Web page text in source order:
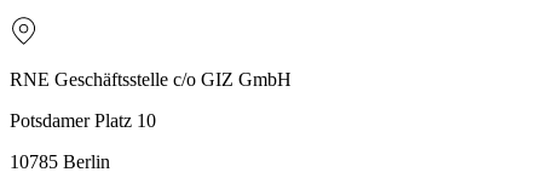
RNE Geschäftsstelle c/o GIZ GmbH
Potsdamer Platz 10
10785 Berlin